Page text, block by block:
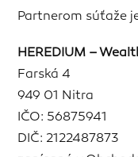
Partnerom súťaže
HEREDIUM –
Farská 4
949 01 Nitra
IČO: 56875941
DIČ: 2122487873